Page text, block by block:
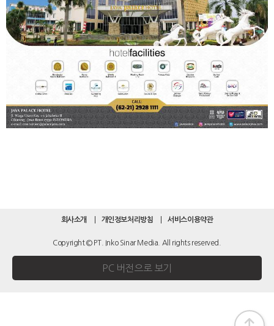
회사소개 개인정보처리방침 서비스이용약관
Copyright © PT. Inko Sinar Media. All rights reserved.
PC 버전으로 보기